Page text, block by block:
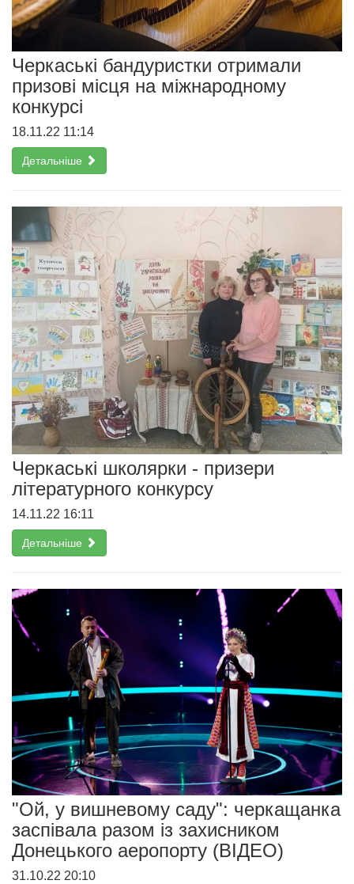
Черкаські бандуристки отримали
призові місця на міжнародному
конкурсі
18.11.22 11:14
Детальніше
Черкаські школярки - призери
літературного конкурсу
14.11.22 16:11
Детальніше
"Ой, у вишневому саду": черкащанка
заспівала разом із захисником
Донецького аеропорту (ВІДЕО)
31.10.22 20:10